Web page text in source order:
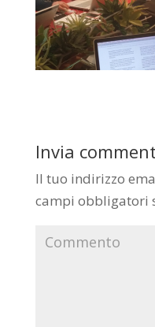
Invia
Il tuo indirizzo
campi obbligatori